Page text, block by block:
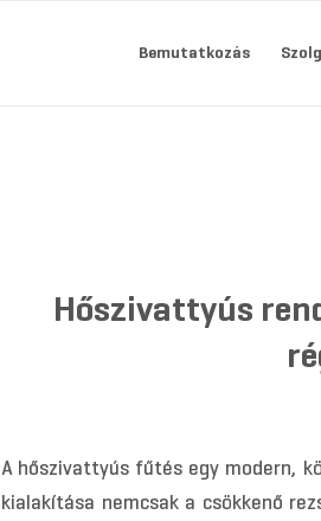
Bemutatkozás
Hőszivattyús
A hőszivattyús fűtés egy modern,
kialakítása nemcsak a csökkenő